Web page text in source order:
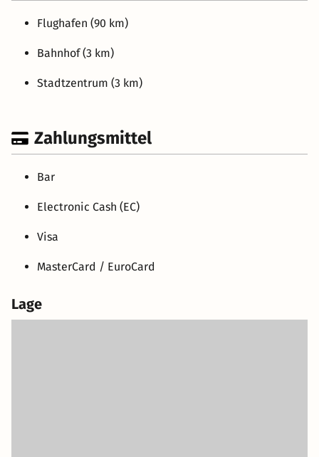
Flughafen (90 km)
Bahnhof (3 km)
Stadtzentrum (3 km)
Zahlungsmittel
Bar
Electronic Cash (EC)
Visa
MasterCard / EuroCard
Lage